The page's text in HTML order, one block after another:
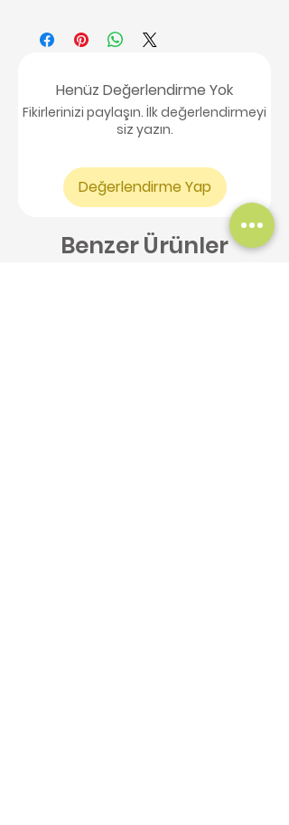
Henüz Değerlendirme Yok
Fikirlerinizi paylaşın. İlk değerlendirmeyi
siz yazın.
Değerlendirme Yap
Benzer Ürünler